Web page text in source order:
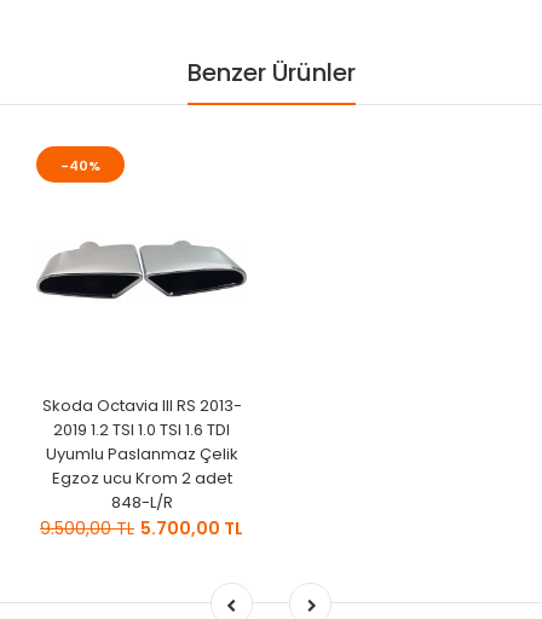
Benzer Ürünler
-40%
Skoda Octavia III RS 2013-
2019 1.2 TSI 1.0 TSI 1.6 TDI
Uyumlu Paslanmaz Çelik
Egzoz ucu Krom 2 adet
848-L/R
9.500,00 TL 5.700,00 TL